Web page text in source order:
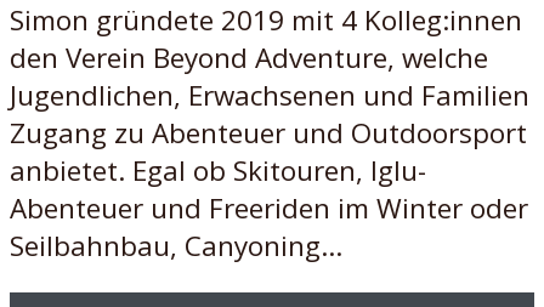
Simon gründete 2019 mit 4 Kolleg:innen
den Verein Beyond Adventure, welche
Jugendlichen, Erwachsenen und Familien
Zugang zu Abenteuer und Outdoorsport
anbietet. Egal ob Skitouren, Iglu-
Abenteuer und Freeriden im Winter oder
Seilbahnbau, Canyoning...